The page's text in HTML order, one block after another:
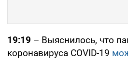
19:19 – Выяснилось, что
коронавируса COVID-19